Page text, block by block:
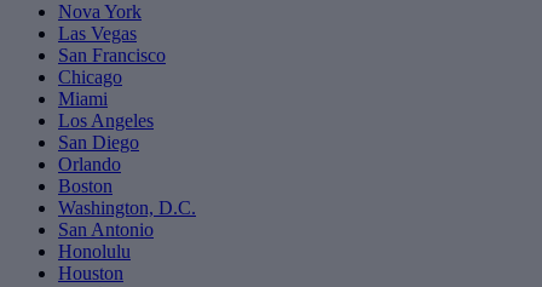
Nova York
Las Vegas
San Francisco
Chicago
Miami
Los Angeles
San Diego
Orlando
Boston
Washington, D.C.
San Antonio
Honolulu
Houston